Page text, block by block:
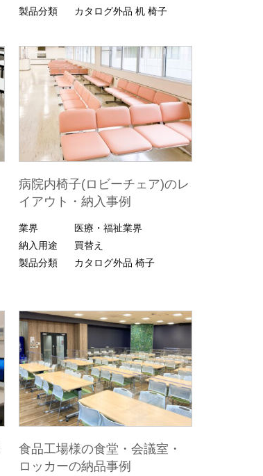
製品分類
カタログ外品 机 椅子
病院内椅子(ロビーチェア)のレ
イアウト・納入事例
業界
医療・福祉業界
納入用途
買替え
製品分類
カタログ外品 椅子
食品工場様の食堂・会議室・
ロッカーの納品事例